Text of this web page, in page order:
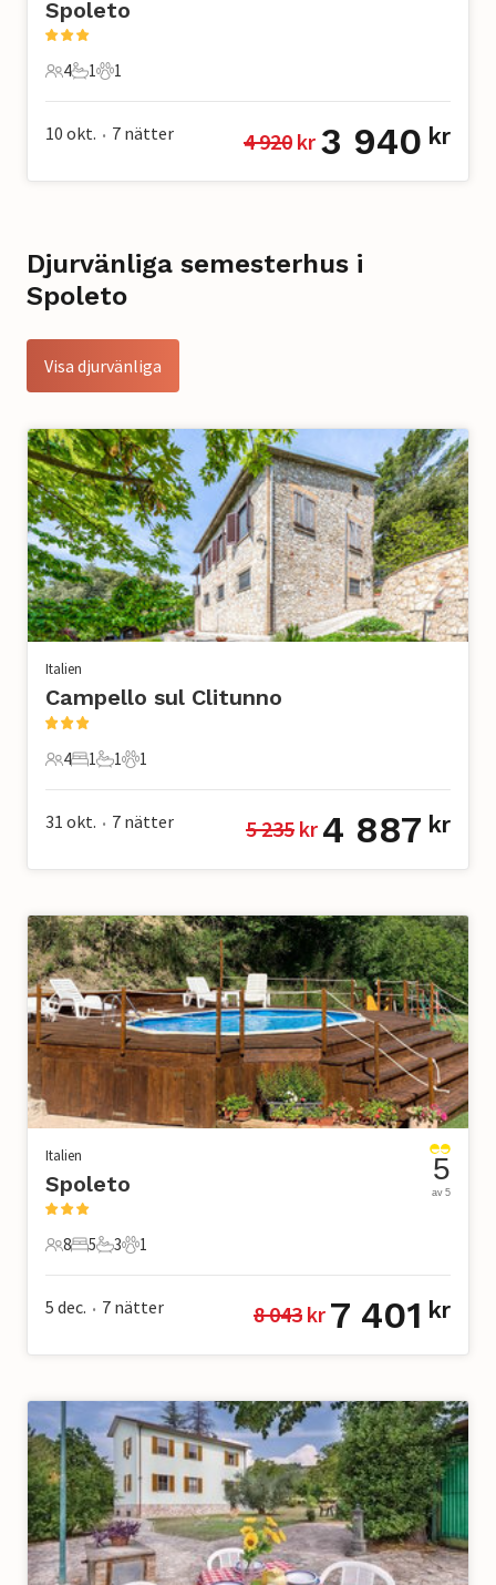
Spoleto
4 Gäster
4
1 Badrum
1
1 Husdjur
1
10 okt. • 7 nätter 4 920 kr 3 940 kr
Djurvänliga semesterhus i
Spoleto
Visa djurvänliga
Italien
Campello sul Clitunno
4 Gäster
4
1 Sovrum
1
1 Badrum
1
1 Husdjur
1
31 okt. • 7 nätter 5 235 kr 4 887 kr
Italien
Spoleto
8 Gäster
8
5 Sovrum
5
3 Badrum
3
1 Husdjur
1
5
av 5
5 dec. • 7 nätter 8 043 kr 7 401 kr